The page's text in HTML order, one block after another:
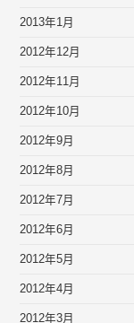
2013年1月
2012年12月
2012年11月
2012年10月
2012年9月
2012年8月
2012年7月
2012年6月
2012年5月
2012年4月
2012年3月